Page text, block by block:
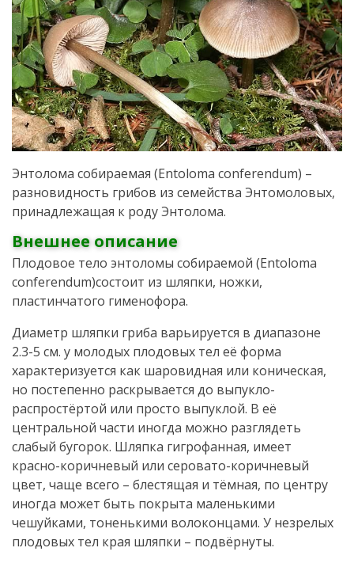
Энтолома собираемая (Entoloma conferendum) –
разновидность грибов из семейства Энтомоловых,
принадлежащая к роду Энтолома.
Внешнее описание
Плодовое тело энтоломы собираемой (Entoloma
conferendum)состоит из шляпки, ножки,
пластинчатого гименофора.
Диаметр шляпки гриба варьируется в диапазоне
2.3-5 см. у молодых плодовых тел её форма
характеризуется как шаровидная или коническая,
но постепенно раскрывается до выпукло-
распростёртой или просто выпуклой. В её
центральной части иногда можно разглядеть
слабый бугорок. Шляпка гигрофанная, имеет
красно-коричневый или серовато-коричневый
цвет, чаще всего – блестящая и тёмная, по центру
иногда может быть покрыта маленькими
чешуйками, тоненькими волоконцами. У незрелых
плодовых тел края шляпки – подвёрнуты.